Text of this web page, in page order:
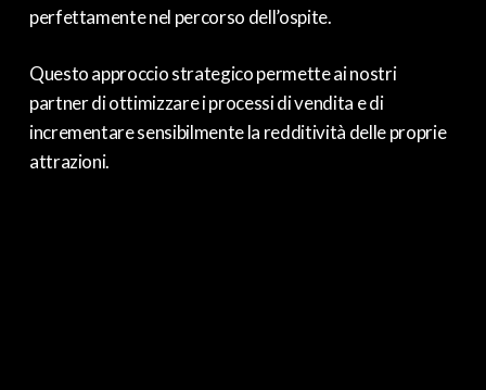
perfettamente nel percorso dell’ospite.
Questo approccio strategico permette ai nostri
partner di ottimizzare i processi di vendita e di
incrementare sensibilmente la redditività delle proprie
attrazioni.